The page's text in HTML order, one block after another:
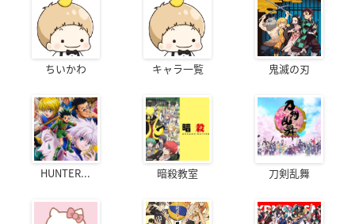
ちいかわ キャラ一覧 鬼滅の刃
HUNTER... 暗殺教室 刀剣乱舞